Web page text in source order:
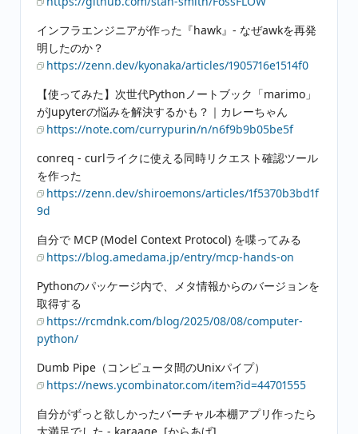
インフラエンジニアが作った『hawk』- なぜawkを再発
明したのか？
https://zenn.dev/kyonaka/articles/1905716e1514f0
【使ってみた】次世代Pythonノートブック「marimo」
がJupyterの悩みを解決するかも？｜カレーちゃん
https://note.com/currypurin/n/n6f9b9b05be5f
conreq - curlライクに使える同時リクエスト確認ツール
を作った
https://zenn.dev/shiroemons/articles/1f5370b3bd1f
9d
自分で MCP (Model Context Protocol) を喋ってみる
https://blog.amedama.jp/entry/mcp-hands-on
Pythonのパッケージ内で、メタ情報からのバージョンを
取得する
https://rcmdnk.com/blog/2025/08/08/computer-
python/
Dumb Pipe（コンピュータ間のUnixパイプ）
https://news.ycombinator.com/item?id=44701555
自分がずっと欲しかったバーチャル本棚アプリ作ったら